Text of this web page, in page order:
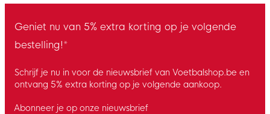
Geniet nu van 5% extra korting op je volgende
bestelling!*
Schrijf je nu in voor de nieuwsbrief van Voetbalshop.be en
ontvang 5% extra korting op je volgende aankoop.
Abonneer je op onze nieuwsbrief